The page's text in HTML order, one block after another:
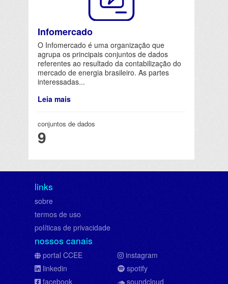
Infomercado
O Infomercado é uma organização que
agrupa os principais conjuntos de dados
referentes ao resultado da contabilização do
mercado de energia brasileiro. As partes
interessadas...
Leia mais
conjuntos de dados
9
links
sobre
termos de uso
políticas de privacidade
nossos canais
portal CCEE
linkedin
facebook
instagram
spotify
soundcloud